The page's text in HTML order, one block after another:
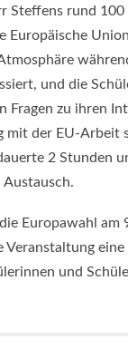
Steffens rund 100
Europäische
und die
Fragen zu ihren
mit der EU-Arbeit
2 Stunden
Europawahl am
Veranstaltung
und